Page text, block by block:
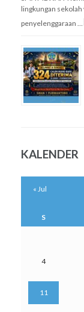
lingkungan
penyelenggaraan …
KALENDER
S
4
11
« Jul